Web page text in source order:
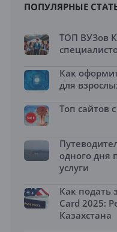
ПОПУЛЯРНЫЕ
ТОП ВУЗов
Как
для
Топ сайтов
одного дня
услуги
Как подать
Card 2025:
Казахстана